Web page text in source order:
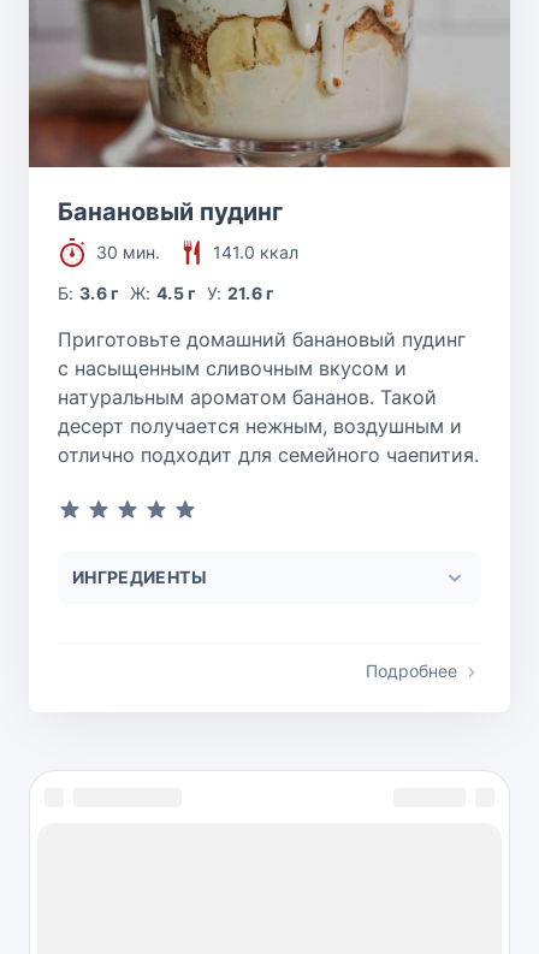
Банановый пудинг
30 мин.
141.0 ккал
Б:3.6 г Ж: 4.5 г У: 21.6 г
Приготовьте домашний банановый пудинг
с насыщенным сливочным вкусом и
натуральным ароматом бананов. Такой
десерт получается нежным, воздушным и
отлично подходит для семейного чаепития.
ИНГРЕДИЕНТЫ
Подробнее